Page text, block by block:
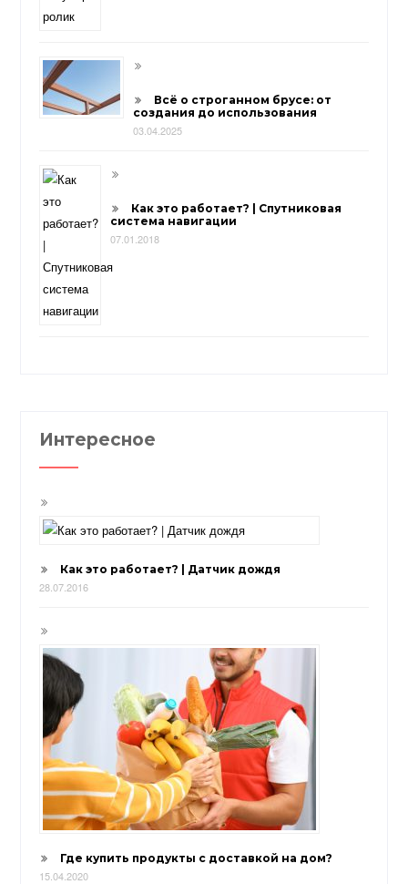
Всё о строганном брусе: от
создания до использования
03.04.2025
Как это работает? | Спутниковая
система навигации
07.01.2018
Интересное
Как это работает? | Датчик дождя
28.07.2016
Где купить продукты с доставкой на дом?
15.04.2020